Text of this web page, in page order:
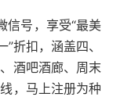
信号，享受“最美
折扣，涵盖四、
酒吧酒廊、周末
，马上注册为种